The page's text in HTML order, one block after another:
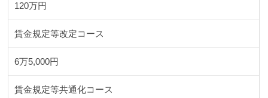
120万円
賃金規定等改定コース
6万5,000円
賃金規定等共通化コース